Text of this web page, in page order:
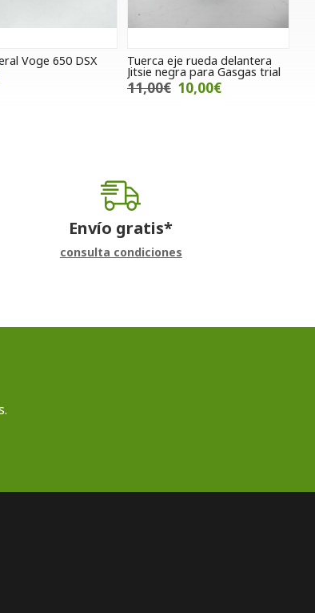
Voge 650 DSX Tuerca eje rueda delantera
Jitsie negra para Gasgas trial
11,00€ 10,00€
Envío gratis*
consulta condiciones